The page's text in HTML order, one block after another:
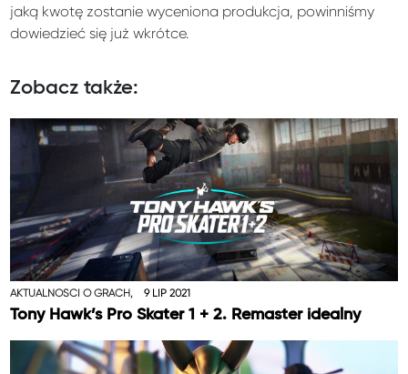
jaką kwotę zostanie wyceniona produkcja, powinniśmy
dowiedzieć się już wkrótce.
Zobacz także:
AKTUALNOŚCI O GRACH, 9 LIP 2021
Tony Hawk’s Pro Skater 1 + 2. Remaster idealny